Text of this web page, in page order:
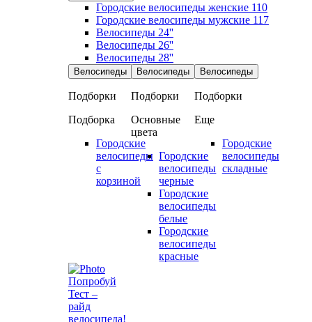
Городские велосипеды женские 110
Городские велосипеды мужские 117
Велосипеды 24''
Велосипеды 26''
Велосипеды 28''
Велосипеды
Подборки
Подборка
Городские
велосипеды
с
корзиной
Велосипеды
Подборки
Основные
цвета
Городские
велосипеды
черные
Городские
велосипеды
белые
Городские
велосипеды
красные
Велосипеды
Подборки
Еще
Городские
велосипеды
складные
Попробуй
Тест –
райд
велосипеда!